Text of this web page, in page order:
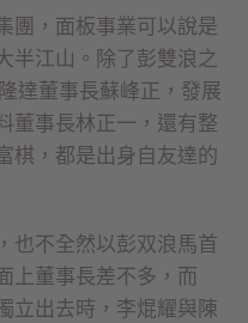
團，面板事業可以說是
半江山。除了彭雙浪之
達董事長蘇峰正，發展
董事長林正一，還有整
棋，都是出身自友達的
也不全然以彭双浪馬首
上董事長差不多，而
立出去時，李焜耀與陳